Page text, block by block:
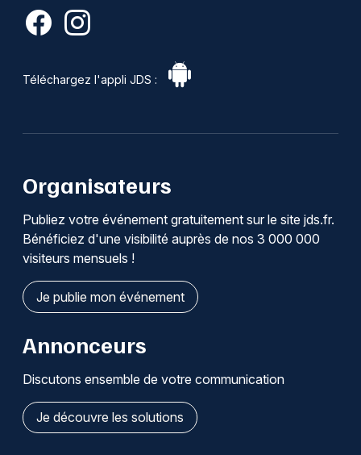
Téléchargez l'appli JDS :
Organisateurs
Publiez votre événement gratuitement sur le site jds.fr.
Bénéficiez d'une visibilité auprès de nos 3 000 000
visiteurs mensuels !
Je publie mon événement
Annonceurs
Discutons ensemble de votre communication
Je découvre les solutions